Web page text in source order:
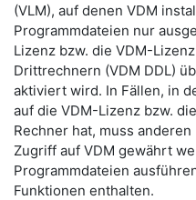
(VLM), auf denen VDM
Programmdateien nur
Lizenz bzw. die VDM-
Drittrechnern (VDM DDL)
aktiviert wird. In Fällen, in
auf die VDM-Lizenz bzw.
Rechner hat, muss
Zugriff auf VDM gewährt
Programmdateien
Funktionen enthalten.